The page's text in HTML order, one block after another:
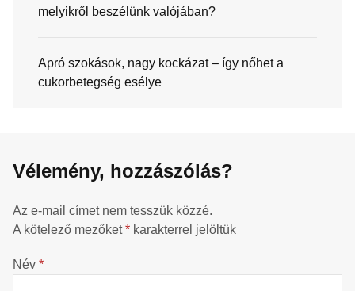
melyikről beszélünk valójában?
Apró szokások, nagy kockázat – így nőhet a
cukorbetegség esélye
Vélemény, hozzászólás?
Az e-mail címet nem tesszük közzé.
A kötelező mezőket* karakterrel jelöltük
Név *